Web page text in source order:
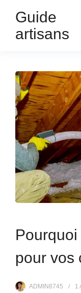
Guide
artisans
pour vos
ADMIN8745 1